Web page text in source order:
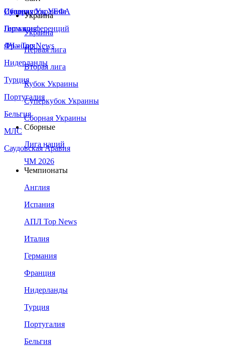
Сборная Украины
Италия
Германия
Франция
Нидерланды
Турция
Португалия
Бельгия
МЛС
Саудовская Аравия
Суперкубок УЕФА
Лига конференций
ЛЧ - Top News
Украина
Украина
Первая лига
Вторая лига
Кубок Украины
Суперкубок Украины
Сборная Украины
Сборные
Лига наций
ЧМ 2026
Чемпионаты
Англия
Испания
АПЛ Top News
Италия
Германия
Франция
Нидерланды
Турция
Португалия
Бельгия